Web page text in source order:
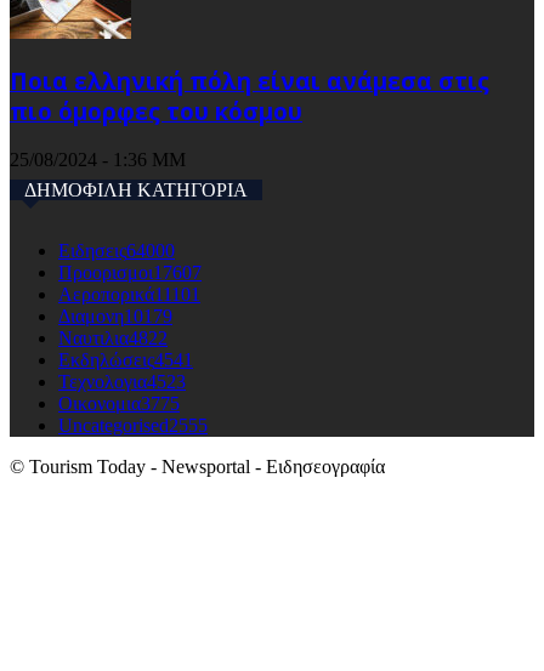
Ποια ελληνική πόλη είναι ανάμεσα στις
πιο όμορφες του κόσμου
25/08/2024 - 1:36 ΜΜ
ΔΗΜΟΦΙΛΗ ΚΑΤΗΓΟΡΙΑ
Ειδησεις64000
Προορισμοι17607
Αεροπορικά11101
Διαμονη10179
Ναυτιλια4822
Εκδηλώσεις4541
Τεχνολογια4523
Οικονομια3775
Uncategorised2555
© Tourism Today - Newsportal - Ειδησεογραφία